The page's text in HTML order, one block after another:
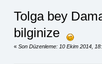
Tolga bey
bilginize
« Son Düzenleme: 10 Ekim 2014,